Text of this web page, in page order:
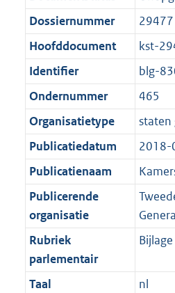
t
i
e
n
f
o
r
m
a
a
t
:
1
0
0
0
K
b
Dossiernummer
29477
Hoofddocument
kst-
Identifier
blg-
Ondernummer
465
Organisatietype
staten
Publicatiedatum
2018-
Publicatienaam
Publicerende
organisatie
Rubriek
parlementair
Bijlage
Taal
nl